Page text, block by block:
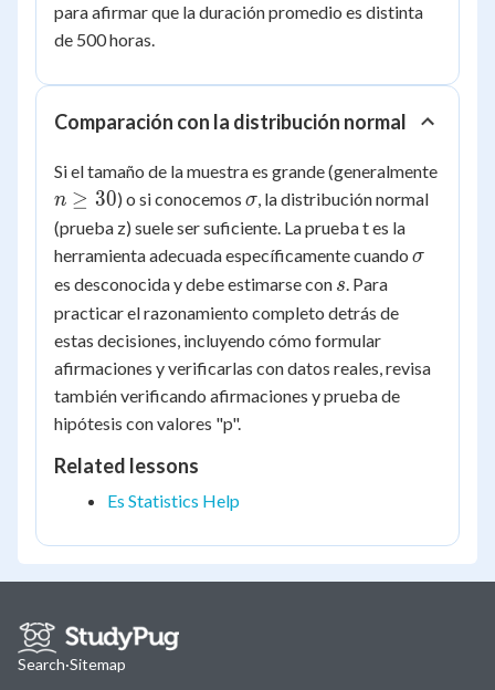
para afirmar que la duración promedio es distinta
de 500 horas.
Comparación con la distribución normal
Si el tamaño de la muestra es grande (generalmente
n ≥ 30) o si conocemos \sigma
σ, la distribución normal
(prueba z) suele ser suficiente. La prueba t es la
herramienta adecuada específicamente cuando \sigma
σ
es desconocida y debe estimarse con s
s. Para
practicar el razonamiento completo detrás de
estas decisiones, incluyendo cómo formular
afirmaciones y verificarlas con datos reales, revisa
también verificando afirmaciones y prueba de
hipótesis con valores "p".
Related lessons
Es Statistics Help
Search·Sitemap